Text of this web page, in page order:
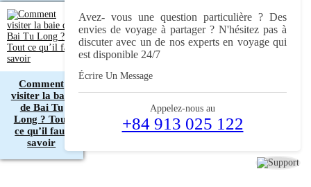
Comment
visiter la baie
de Bai Tu
Long ? Tout
ce qu’il faut
savoir
Avez- vous une question particulière ? Des
envies de voyage à partager ? N'hésitez pas à
discuter avec un de nos experts en voyage qui
est disponible 24/7
Écrire Un Message
Appelez-nous au
+84 913 025 122